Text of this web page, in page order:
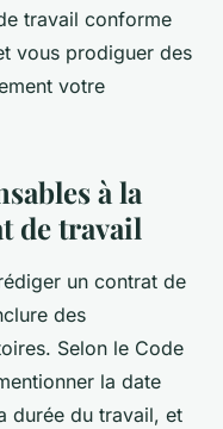
travail conforme
vous prodiguer des
votre
à la
de travail
un contrat de
des
Selon le Code
la date
durée du travail, et